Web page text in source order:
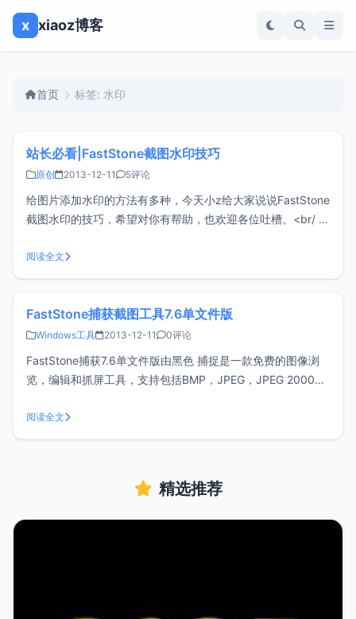
x xiaoz博客
首页 标签: 水印
站长必看|FastStone截图水印技巧
原创 2013-12-11 5评论
给图片添加水印的方法有多种，今天小z给大家说说FastStone
截图水印的技巧，希望对你有帮助，也欢迎各位吐槽。<br/ >
2、接下来打开PS，然后点击新建>>设置宽度高度、以及分辨
率，这里需要注意的
阅读全文
FastStone捕获截图工具7.6单文件版
Windows工具 2013-12-11 0评论
FastStone捕获7.6单文件版由黑色 捕捉是一款免费的图像浏
览，编辑和抓屏工具，支持包括BMP，JPEG，JPEG 2000，
支持多种截图方式，截图后可自由编辑，添加水印等，非常方
便使用，推荐给大家。小z博客的大部分截
阅读全文
精选推荐